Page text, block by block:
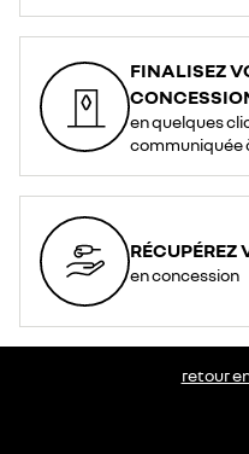
FINALISEZ
en quelques
communiquée
RÉCUPÉREZ
en concession
retour